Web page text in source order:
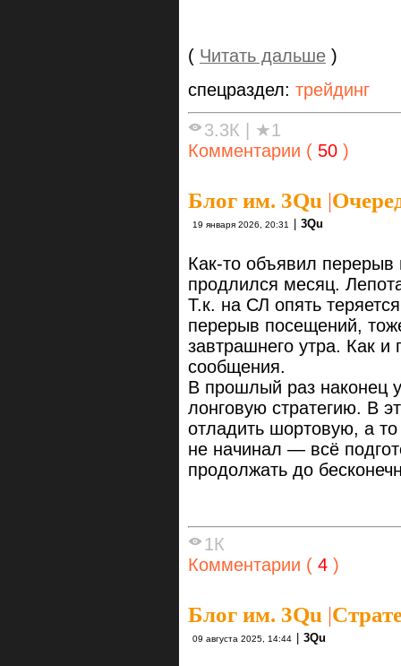
( Читать дальше )
спецраздел: трейдинг
3.3К
★1
Комментарии ( 50 )
Блог им. 3Qu |
19 января 2026, 20:31 3Qu
Как-то объявил
продлился месяц.
Т.к. на СЛ опять
перерыв посещений,
завтрашнего утра. Как
сообщения.
В прошлый раз наконец
лонговую стратегию. В
отладить шортовую, а
не начинал — всё
продолжать до
1К
Комментарии ( 4 )
Блог им. 3Qu |
09 августа 2025, 14:44 | 3Qu